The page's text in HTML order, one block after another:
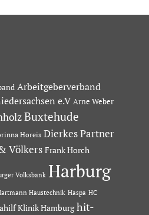
Arbeitgeberverband
e.V Arne Weber
Buxtehude
Horeis Dierkes Partner
Völkers Frank Horch
Volksbank Harburg
Haustechnik Haspa HC
Klinik Hamburg hit-